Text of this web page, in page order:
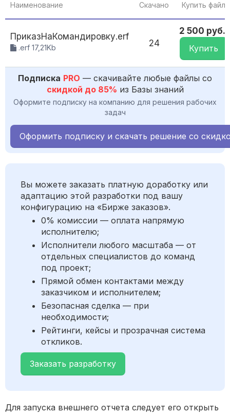
Наименование Скачано Купить файл
ПриказНаКомандировку.erf
.erf 17,21Kb 24
2 500 руб.
Купить
Подписка PRO — скачивайте любые файлы со
скидкой до 85% из Базы знаний
Оформите подписку на компанию для решения рабочих
задач
Оформить подписку и скачать решение со
Вы можете заказать платную доработку или
адаптацию этой разработки под вашу
конфигурацию на «Бирже заказов».
0% комиссии — оплата напрямую
исполнителю;
Исполнители любого масштаба — от
отдельных специалистов до команд
под проект;
Прямой обмен контактами между
заказчиком и исполнителем;
Безопасная сделка — при
необходимости;
Рейтинги, кейсы и прозрачная система
откликов.
Заказать разработку
Для запуска внешнего отчета следует его открыть